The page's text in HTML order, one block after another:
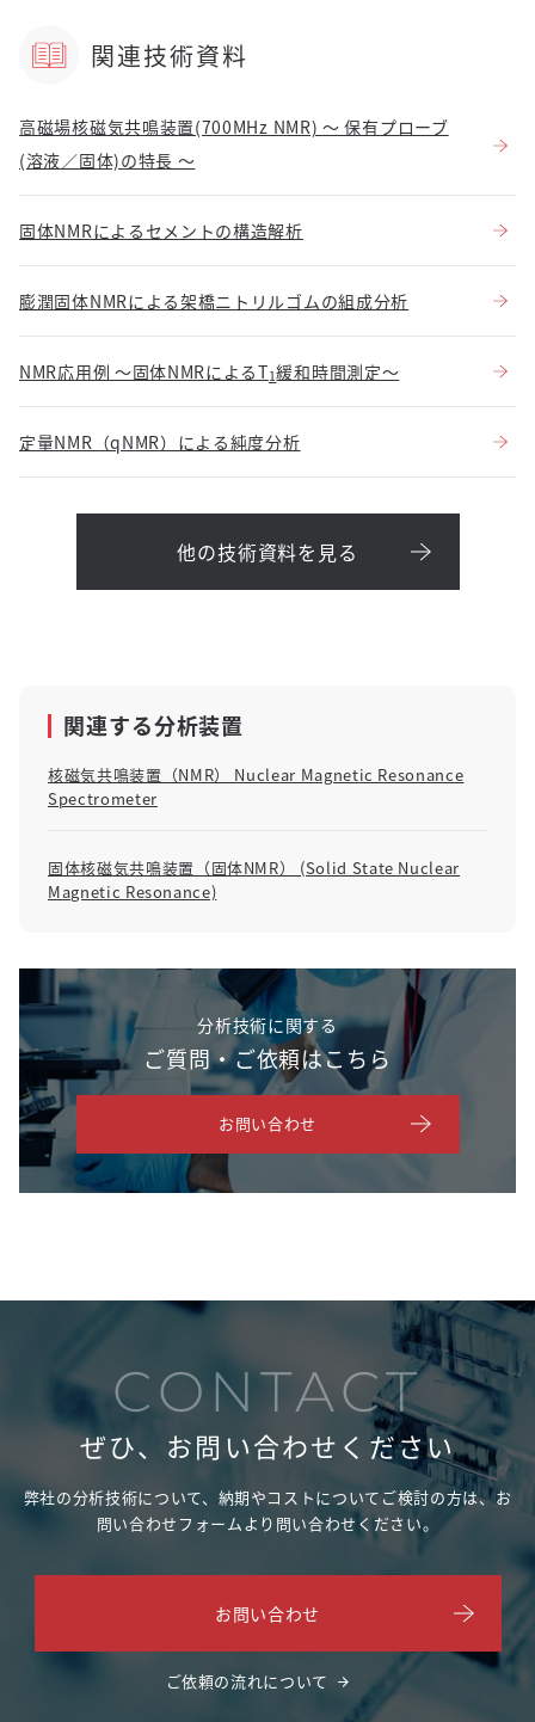
関連技術資料
高磁場核磁気共鳴装置(700MHz NMR) ～ 保有プローブ
(溶液／固体)の特長 ～
固体NMRによるセメントの構造解析
膨潤固体NMRによる架橋ニトリルゴムの組成分析
NMR応用例 ～固体NMRによるT1緩和時間測定～
定量NMR（qNMR）による純度分析
他の技術資料を見る
関連する分析装置
核磁気共鳴装置（NMR） Nuclear Magnetic Resonance
Spectrometer
固体核磁気共鳴装置（固体NMR） (Solid State Nuclear
Magnetic Resonance)
分析技術に関する
ご質問・ご依頼はこちら
お問い合わせ
CONTACT
ぜひ、お問い合わせください
弊社の分析技術について、納期やコストについてご検討の方は、 お
問い合わせフォームより問い合わせください。
お問い合わせ
ご依頼の流れについて